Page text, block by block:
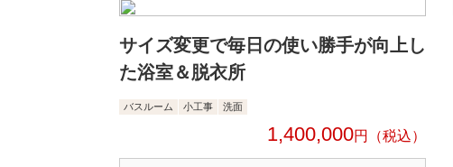
サイズ変更で毎日の使い勝手が向上し
た浴室＆脱衣所
バスルーム 小工事 洗面
1,400,000円